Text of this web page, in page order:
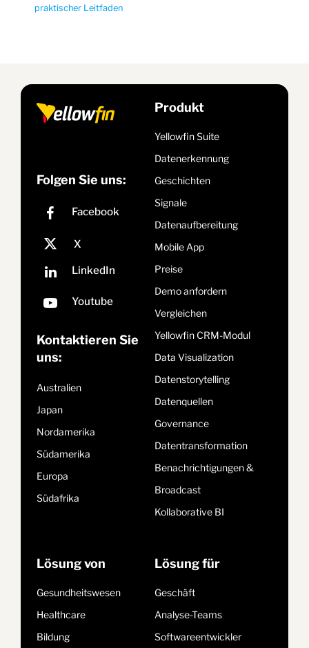
praktischer Leitfaden
Folgen Sie uns:
Kontaktieren Sie
uns:
Australien
Japan
Nordamerika
Südamerika
Europa
Südafrika
Produkt
Yellowfin Suite
Datenerkennung
Geschichten
Signale
Datenaufbereitung
Mobile App
Preise
Demo anfordern
Vergleichen
Yellowfin CRM-Modul
Data Visualization
Datenstorytelling
Datenquellen
Governance
Datentransformation
Benachrichtigungen &
Broadcast
Kollaborative BI
Lösung von
Gesundheitswesen
Healthcare
Bildung
Lösung für
Geschäft
Analyse-Teams
Softwareentwickler